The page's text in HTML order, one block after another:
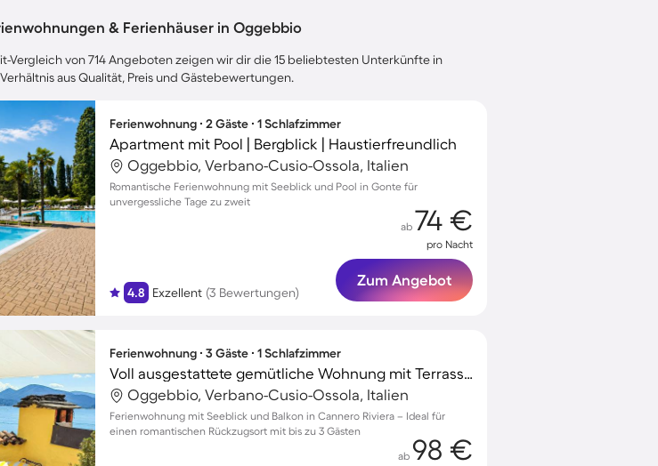
& Ferienhäuser in Oggebbio
Vergleich von 714 Angeboten zeigen wir dir die 15 beliebtesten Unterkünfte in
aus Qualität, Preis und Gästebewertungen.
Ferienwohnung ∙ 2 Gäste ∙ 1 Schlafzimmer
Apartment mit Pool | Bergblick | Haustierfreundlich
Oggebbio, Verbano-Cusio-Ossola, Italien
Romantische Ferienwohnung mit Seeblick und Pool in Gonte für
unvergessliche Tage zu zweit
4.8 Exzellent (3 Bewertungen)
ab 74 €
pro Nacht
Zum Angebot
Ferienwohnung ∙ 3 Gäste ∙ 1 Schlafzimmer
Voll ausgestattete gemütliche Wohnung mit Terrasse | Seeblick | Haustiere erlaubt
Oggebbio, Verbano-Cusio-Ossola, Italien
Ferienwohnung mit Seeblick und Balkon in Cannero Riviera – Ideal für
einen romantischen Rückzugsort mit bis zu 3 Gästen
ab 98 €